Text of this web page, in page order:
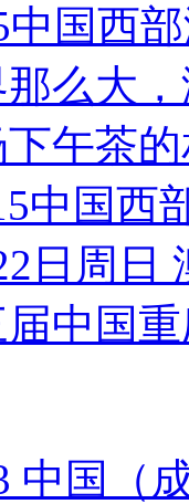
中国西
么大
午茶
中国西
日周日
中国
中国（